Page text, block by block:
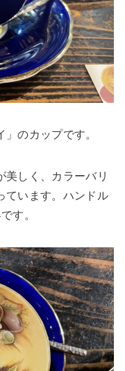
のカップです。
美しく、カラーバリ
ています。ハンドル
す。